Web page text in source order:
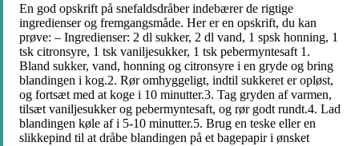
En god opskrift på snefaldsdråber indebærer de rigtige
ingredienser og fremgangsmåde. Her er en opskrift, du kan
prøve: – Ingredienser: 2 dl sukker, 2 dl vand, 1 spsk honning, 1
tsk citronsyre, 1 tsk vaniljesukker, 1 tsk pebermyntesaft 1.
Bland sukker, vand, honning og citronsyre i en gryde og bring
blandingen i kog.2. Rør omhyggeligt, indtil sukkeret er opløst,
og fortsæt med at koge i 10 minutter.3. Tag gryden af varmen,
tilsæt vaniljesukker og pebermyntesaft, og rør godt rundt.4. Lad
blandingen køle af i 5-10 minutter.5. Brug en teske eller en
slikkepind til at dråbe blandingen på et bagepapir i ønsket